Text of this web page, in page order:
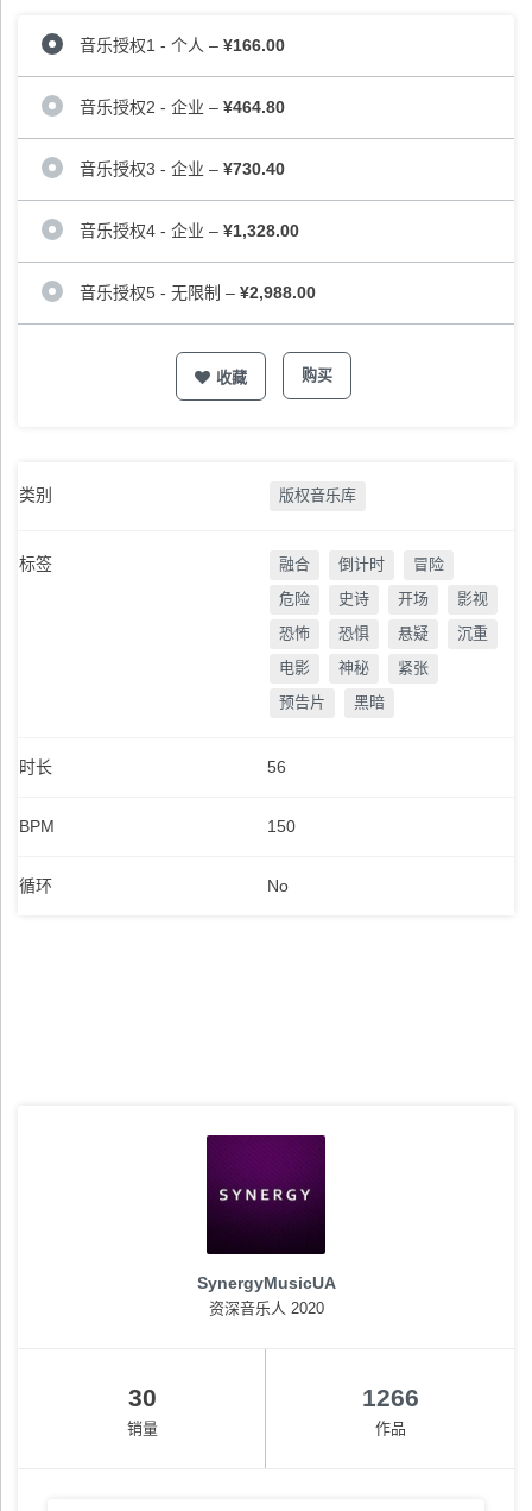
音乐授权1 - 个人 – ¥166.00
音乐授权2 - 企业 – ¥464.80
音乐授权3 - 企业 – ¥730.40
音乐授权4 - 企业 – ¥1,328.00
音乐授权5 - 无限制 – ¥2,988.00
收藏 购买
类别 版权音乐库
标签 融合 倒计时
冒险
危险
史诗 开场
影视
恐怖
恐惧 悬疑
沉重
电影
神秘
紧张
预告片
黑暗
时长 56
BPM 150
循环 No
SynergyMusicUA
资深音乐人 2020
30
销量
1266
作品